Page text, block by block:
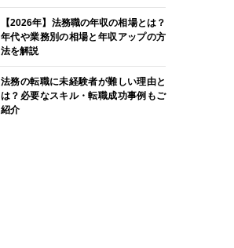
【2026年】法務職の年収の相場とは？
年代や業務別の相場と年収アップの方
法を解説
法務の転職に未経験者が難しい理由と
は？必要なスキル・転職成功事例もご
紹介